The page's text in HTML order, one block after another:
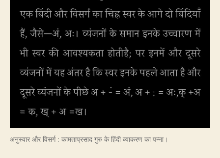
अनुस्वार और विसर्ग : कामताप्रसाद गुरु के हिंदी व्याकरण का पन्ना।